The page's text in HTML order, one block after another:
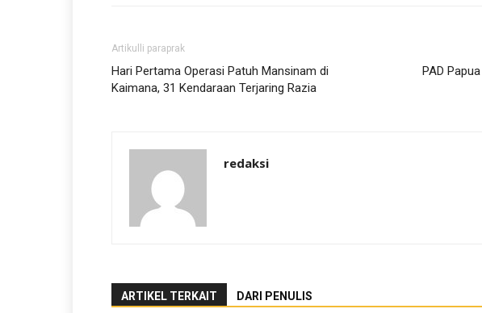
Artikulli paraprak
Hari Pertama Operasi Patuh Mansinam di
Kaimana, 31 Kendaraan Terjaring Razia
PAD
redaksi
ARTIKEL TERKAIT DARI PENULIS